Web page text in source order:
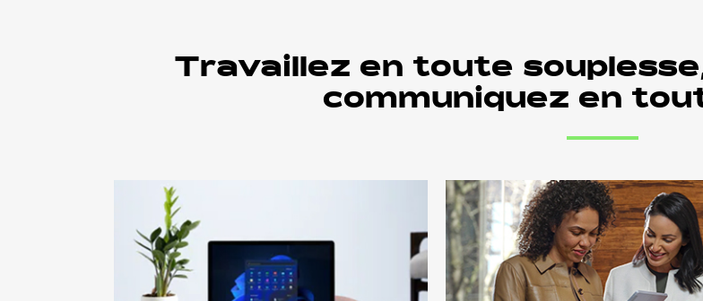
Travaillez en toute
communiquez en